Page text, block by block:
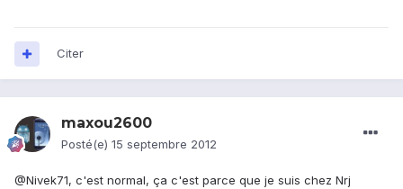
Citer
maxou2600
Posté(e) 15 septembre 2012
@Nivek71, c'est normal, ça c'est parce que je suis chez Nrj